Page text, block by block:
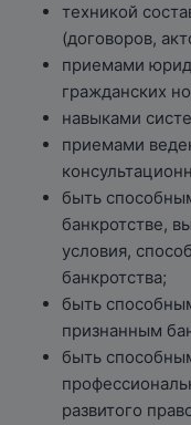
техникой
(договоров,
приемами
гражданских
навыками
приемами
быть
банкротстве,
условия,
банкротства;
быть
признанным
быть
развитого